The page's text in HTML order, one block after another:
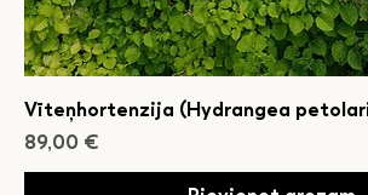
Vīteņhortenzija (Hydrangea
Cena
89,00 €